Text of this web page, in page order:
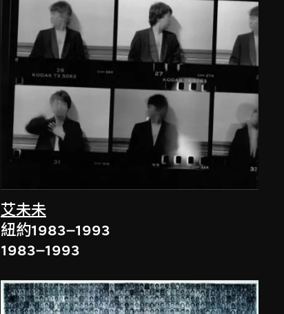
艾未未
紐約1983–1993
1983–1993